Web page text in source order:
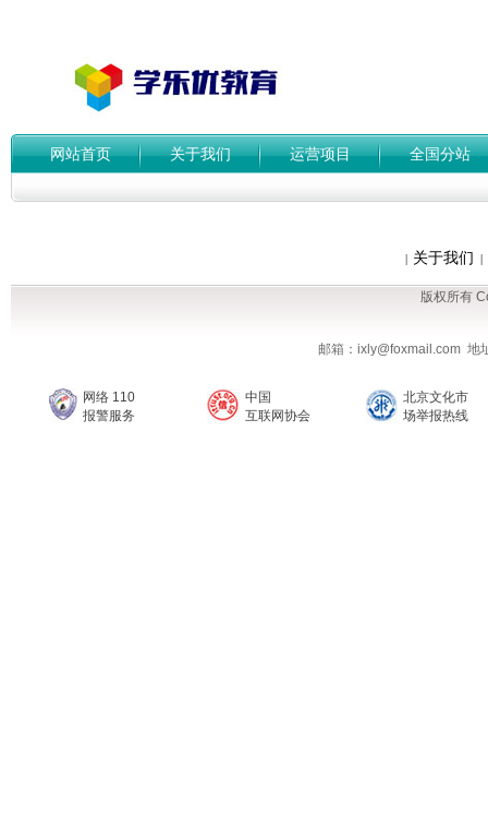
网站首页 关于我们 运营项目 全国分站
| 关于我们 |
版权所有
邮箱：ixly@foxmail.com 地
网络 110
报警服务
中国
互联网协会
北京文化市
场举报热线